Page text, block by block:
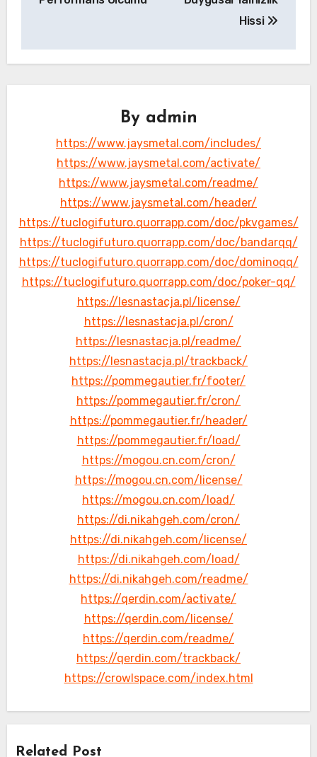
Hissi
By admin
https://www.jaysmetal.com/includes/
https://www.jaysmetal.com/activate/
https://www.jaysmetal.com/readme/
https://www.jaysmetal.com/header/
https://tuclogifuturo.quorrapp.com/doc/pkvgames/
https://tuclogifuturo.quorrapp.com/doc/bandarqq/
https://tuclogifuturo.quorrapp.com/doc/dominoqq/
https://tuclogifuturo.quorrapp.com/doc/poker-qq/
https://lesnastacja.pl/license/
https://lesnastacja.pl/cron/
https://lesnastacja.pl/readme/
https://lesnastacja.pl/trackback/
https://pommegautier.fr/footer/
https://pommegautier.fr/cron/
https://pommegautier.fr/header/
https://pommegautier.fr/load/
https://mogou.cn.com/cron/
https://mogou.cn.com/license/
https://mogou.cn.com/load/
https://di.nikahgeh.com/cron/
https://di.nikahgeh.com/license/
https://di.nikahgeh.com/load/
https://di.nikahgeh.com/readme/
https://qerdin.com/activate/
https://qerdin.com/license/
https://qerdin.com/readme/
https://qerdin.com/trackback/
https://crowlspace.com/index.html
Related Post